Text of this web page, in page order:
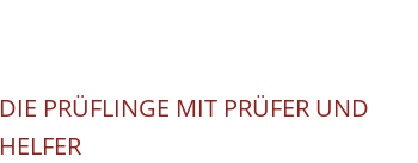
DIE PRÜFLINGE MIT PRÜFER UND
HELFER